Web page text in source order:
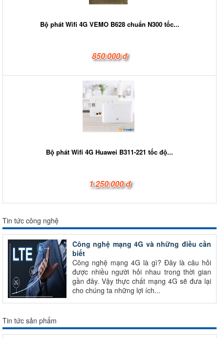
Bộ phát Wifi 4G VEMO B628 chuẩn N300 tốc...
850.000 đ
Bộ phát Wifi 4G Huawei B311-221 tốc độ...
1.250.000 đ
Tin tức công nghệ
Công nghệ mạng 4G và những điều cần
biết
Công nghệ mạng 4G là gì? Đây là câu hỏi
được nhiều người hỏi nhau trong thời gian
gần đây. Vậy thực chất mạng 4G sẽ đưa lại
cho chúng ta những lợi ích...
Tin tức sản phẩm